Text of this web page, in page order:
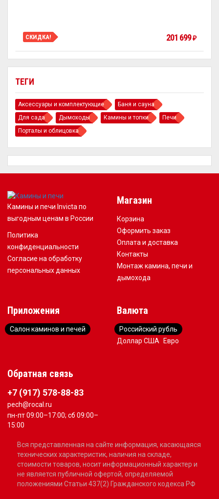
ТЕГИ
Аксессуары и комплектующие
Баня и сауна
Для сада
Дымоходы Камины и топки
Печи
Порталы и облицовка
СКИДКА! 201 699₽
Камины и печи Invicta по
выгодным ценам в России
Политика
конфиденциальности
Согласие на обработку
персональных данных
Магазин
Корзина
Оформить заказ
Оплата и доставка
Контакты
Монтаж камина, печи и
дымохода
Приложения
Салон каминов и печей
Валюта
Российский рубль
Доллар США
Евро
Обратная связь
+7 (917) 578-88-83
pech@rocal.ru
пн-пт 09:00–17:00; сб 09:00–
15:00
Вся представленная на сайте информация, касающаяся
технических характеристик, наличия на складе,
стоимости товаров, носит информационный характер и
не является публичной офертой, определяемой
положениями Статьи 437(2) Гражданского кодекса РФ